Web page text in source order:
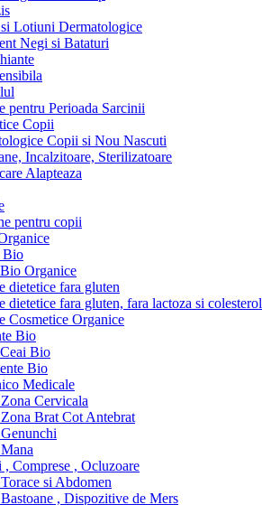
Lotiuni Dermatologice
Negi si Bataturi
pentru Perioada Sarcinii
Copii
Copii si Nou Nascuti
Incalzitoare, Sterilizatoare
Alapteaza
pentru copii
Bio
Organice
dietetice fara gluten
dietetice fara gluten, fara lactoza si colesterol
Cosmetice Organice
Bio
Bio
Bio
Medicale
Cervicala
Brat Cot Antebrat
, Comprese , Ocluzoare
si Abdomen
, Dispozitive de Mers